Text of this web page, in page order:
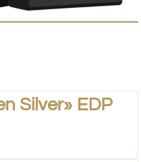
Silver» EDP